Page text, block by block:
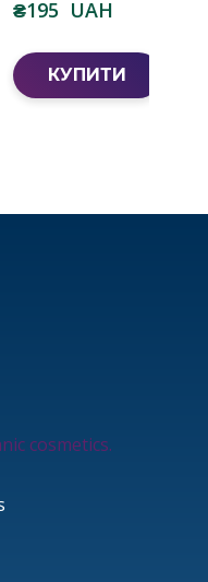
₴195  UAH
КУПИТИ
cosmetics.